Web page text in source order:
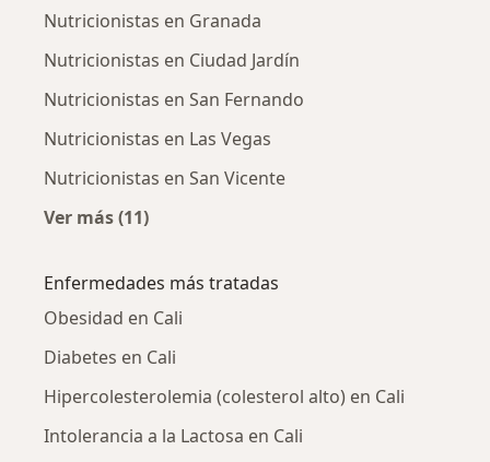
Nutricionistas en Granada
Nutricionistas en Ciudad Jardín
Nutricionistas en San Fernando
Nutricionistas en Las Vegas
Nutricionistas en San Vicente
Ver más (11)
Enfermedades más tratadas
Obesidad en Cali
Diabetes en Cali
Hipercolesterolemia (colesterol alto) en Cali
Intolerancia a la Lactosa en Cali